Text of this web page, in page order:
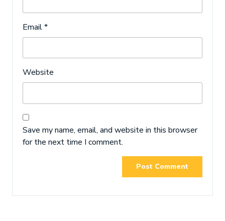
Email*
Website
Save my name, email, and website in this browser
for the next time I comment.